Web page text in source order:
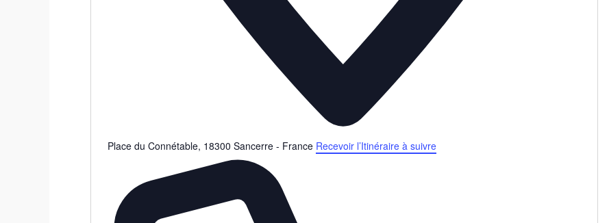
Place du Connétable, 18300 Sancerre - France Recevoir l’Itinéraire à suivre